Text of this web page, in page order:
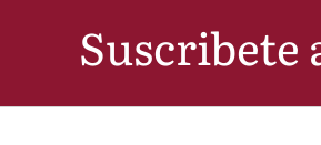
Suscribete